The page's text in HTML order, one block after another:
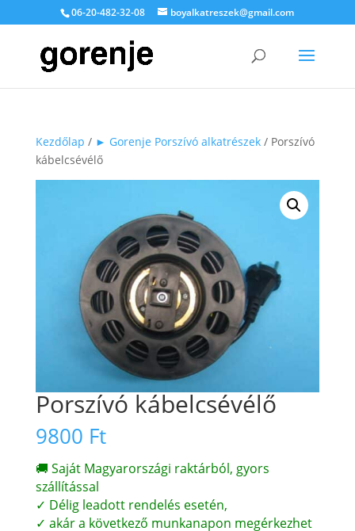
06-20-482-32-08 boyalkatreszek@gmail.com
Kezdőlap / ► Gorenje Porszívó alkatrészek/ Porszívó
kábelcsévélő
Porszívó kábelcsévélő
9800 Ft
🚚 Saját Magyarországi raktárból, gyors
szállítással
✓ Délig leadott rendelés esetén,
✓ akár a következő munkanapon megérkezhet